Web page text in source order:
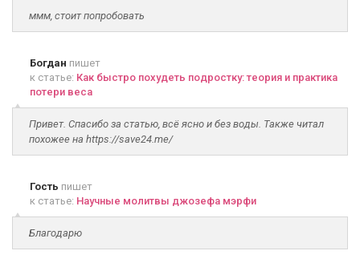
ммм, стоит попробовать
Богдан пишет
к статье: Как быстро похудеть подростку: теория и практика
потери веса
Привет. Спасибо за статью, всё ясно и без воды. Также читал
похожее на https://save24.me/
Гость пишет
к статье: Научные молитвы джозефа мэрфи
Благодарю